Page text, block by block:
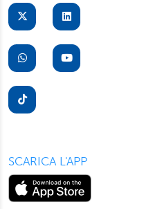
SCARICA L'APP